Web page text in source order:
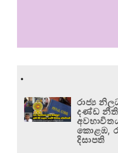
.
රාජ්‍ය
දණ්ඩ නීති
කොළඹ,
දිසාපති